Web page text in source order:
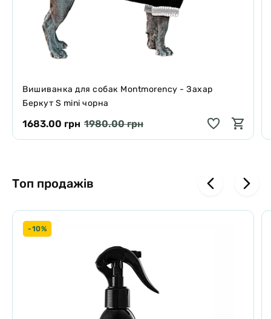
Вишиванка для собак Montmorency - Захар
Беркут S mini чорна
1683.00 грн 1980.00 грн
Топ продажів
-10%